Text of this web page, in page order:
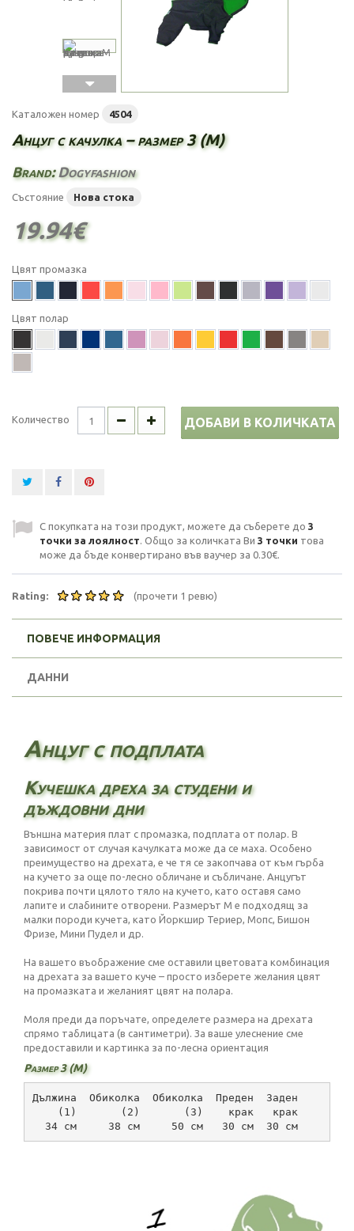
Каталожен номер 4504
Анцуг с качулка – размер 3 (M)
Brand:Dogyfashion
Състояние Нова стока
19.94€
Цвят промазка
Цвят полар
Количество ДОБАВИ В КОЛИЧКАТА
С покупката на този продукт, можете да съберете до 3
точки за лоялност. Общо за количката Ви 3 точки това
може да бъде конвертирано във ваучер за 0.30€.
Rating: (прочети 1 ревю)
ПОВЕЧЕ ИНФОРМАЦИЯ
ДАННИ
Анцуг с подплата
Кучешка дреха за студени и
дъждовни дни
Външна материя плат с промазка, подплата от полар. В
зависимост от случая качулката може да се маха. Особено
преимущество на дрехата, е че тя се закопчава от към гърба
на кучето за още по-лесно обличане и събличане. Анцугът
покрива почти цялото тяло на кучето, като оставя само
лапите и слабините отворени. Размерът M е подходящ за
малки породи кучета, като Йоркшир Териер, Мопс, Бишон
Фризе, Мини Пудел и др.
На вашето въображение сме оставили цветовата комбинация
на дрехата за вашето куче – просто изберете желания цвят
на промазката и желаният цвят на полара.
Моля преди да поръчате, определете размера на дрехата
спрямо таблицата (в сантиметри). За ваше улеснение сме
предоставили и картинка за по-лесна ориентация
Размер 3 (M)
Дължина  Обиколка  Обиколка  Преден  Заден
    (1)       (2)       (3)    крак   крак
  34 см     38 см     50 см   30 см  30 см